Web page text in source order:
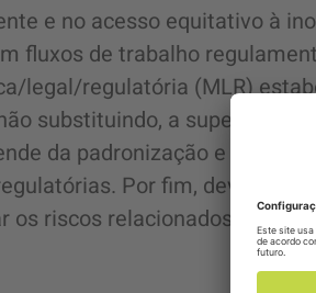
e no acesso equitativo à
fluxos de trabalho
legal/regulatória (MLR)
substituindo, a supervisão
da padronização e da
Por fim, devem
os riscos relacionados à IA,